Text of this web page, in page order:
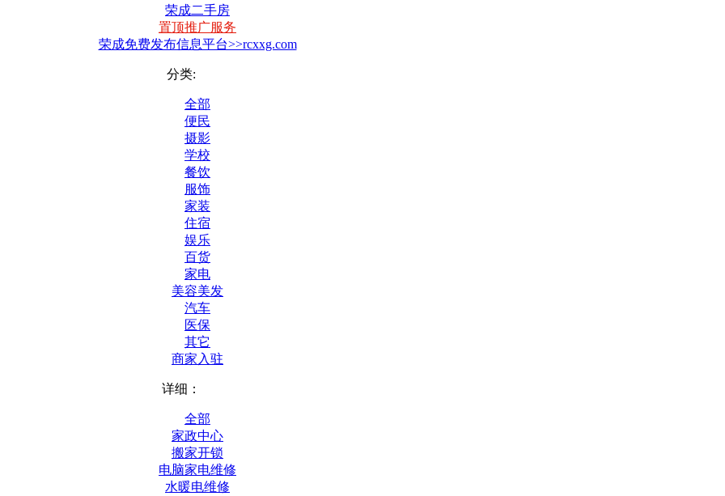
荣成二手房
置顶推广服务
荣成免费发布信息平台>>rcxxg.com
分类:
全部
便民
摄影
学校
餐饮
服饰
家装
住宿
娱乐
百货
家电
美容美发
汽车
医保
其它
商家入驻
详细：
全部
家政中心
搬家开锁
电脑家电维修
水暖电维修